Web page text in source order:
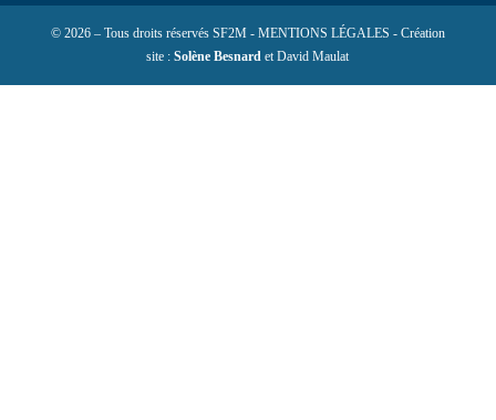
© 2026 – Tous droits réservés SF2M - MENTIONS LÉGALES - Création
site :Solène Besnard et David Maulat